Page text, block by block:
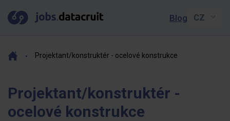
Blog
Projektant/konstruktér - ocelové konstrukce
Projektant/konstruktér -
ocelové konstrukce